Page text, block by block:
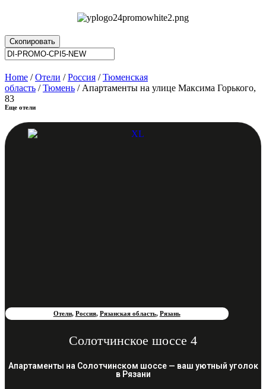
Скопировать
Home /Отели /Россия /Тюменская
область /Тюмень / Апартаменты на улице Максима Горького,
83
Еще отели
Отели, Россия, Рязанская область, Рязань
Солотчинское шоссе 4
Апартаменты на Солотчинском шоссе — ваш уютный уголок
в Рязани